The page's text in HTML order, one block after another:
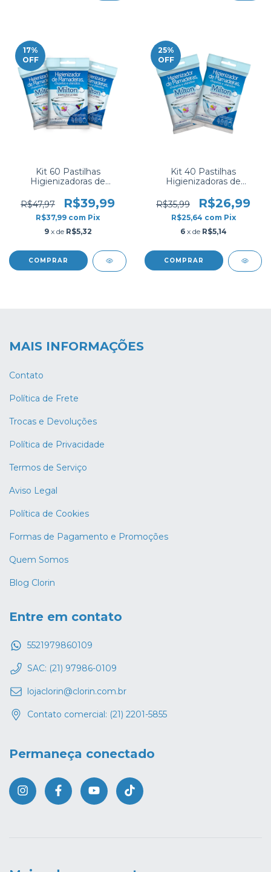
17%
OFF
Kit 60 Pastilhas
Higienizadoras de
Clorin Milton
R$47,97 R$39,99
R$37,99 com Pix
9 x de R$5,32
25%
OFF
Kit 40 Pastilhas
Higienizadoras de
Clorin Milton
R$35,99 R$26,99
R$25,64 com Pix
6 x de R$5,14
MAIS INFORMAÇÕES
Contato
Política de Frete
Trocas e Devoluções
Política de Privacidade
Termos de Serviço
Aviso Legal
Política de Cookies
Formas de Pagamento e Promoções
Quem Somos
Blog Clorin
Entre em contato
5521979860109
SAC: (21) 97986-0109
lojaclorin@clorin.com.br
Contato comercial: (21) 2201-5855
Permaneça conectado